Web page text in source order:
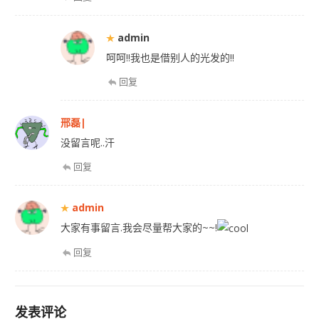
admin
呵呵!!我也是借别人的光发的!!
回复
邢磊|
没留言呢..汗
回复
admin
大家有事留言.我会尽量帮大家的~~!
回复
发表评论